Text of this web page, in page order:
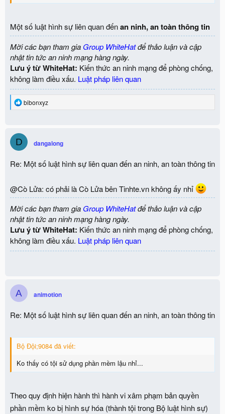
Một số luật hình sự liên quan đếnan ninh, an toàn thông tin
Mời các bạn tham gia Group WhiteHatđể thảo luận và cập
nhật tin tức an ninh mạng hàng ngày.
Lưu ý từ WhiteHat: Kiến thức an ninh mạng để phòng chống,
không làm điều xấu. Luật pháp liên quan
R
t
o
s
bibonxyz
D dangalong
Re: Một số luật hình sự liên quan đến an ninh, an toàn thông tin
@Cò Lửa: có phải là Cò Lửa bên Tinhte.vn không ấy nhỉ
Mời các bạn tham gia Group WhiteHatđể thảo luận và cập
nhật tin tức an ninh mạng hàng ngày.
Lưu ý từ WhiteHat: Kiến thức an ninh mạng để phòng chống,
không làm điều xấu. Luật pháp liên quan
A animotion
Re: Một số luật hình sự liên quan đến an ninh, an toàn thông tin
Bộ Đội;9084 đã viết:
Ko thấy có tội sử dụng phần mềm lậu nhỉ...
Theo quy định hiện hành thì hành vi xâm phạm bản quyền
phần mềm ko bị hình sự hóa (thành tội trong Bộ luật hình sự)